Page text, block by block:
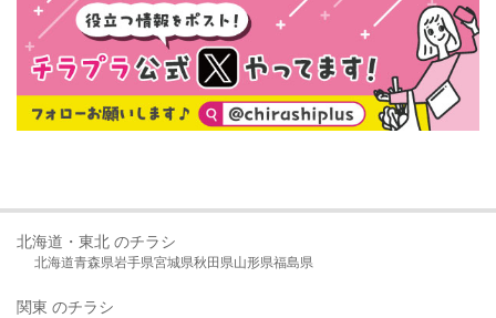
北海道・東北 のチラシ
北海道青森県岩手県宮城県秋田県山形県福島県
関東 のチラシ